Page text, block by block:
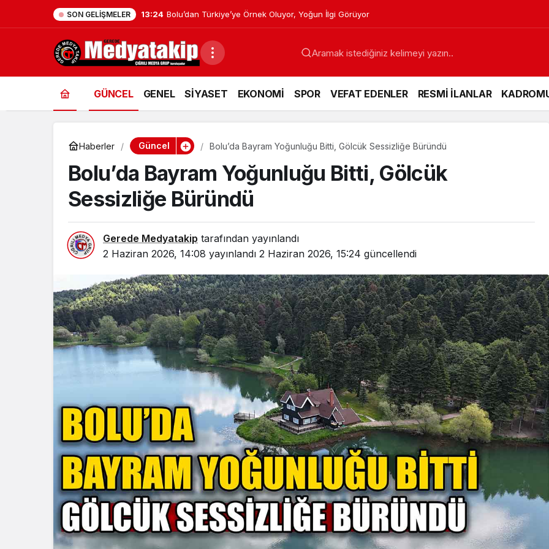
SON GELIŞMELER 13:24 Bolu’dan Türkiye’ye Örnek Oluyor, Yoğun İlgi Görüyor
GÜNCEL GENEL SİYASET EKONOMİ SPOR VEFAT EDENLER RESMİ İLANLAR
Haberler Güncel Bolu’da Bayram Yoğunluğu Bitti, Gölcük Sessizliğe Büründü
Bolu’da Bayram Yoğunluğu Bitti, Gölcük
Sessizliğe Büründü
Gerede Medyatakip tarafından yayınlandı
2 Haziran 2026, 14:08 yayınlandı 2 Haziran 2026, 15:24 güncellendi
Gerede’de Büyük
Temizlik: Kapsamlı
Çalışma Başlatıldı
Eğitim
Bolu’dan Türkiye’ye
Örnek Oluyor, Yoğun İlgi
Görüyor
Spor
Boluspor Transferde
Vites Yükseltti